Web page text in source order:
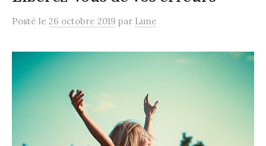
Posté le 26 octobre 2019 par Lune